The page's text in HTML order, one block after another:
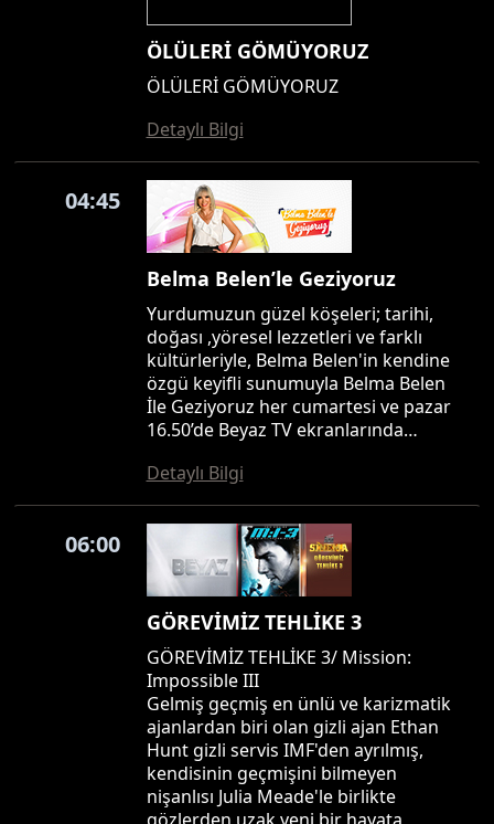
ÖLÜLERİ GÖMÜYORUZ
ÖLÜLERİ GÖMÜYORUZ
Detaylı Bilgi
04:45
Belma Belen’le Geziyoruz
Yurdumuzun güzel köşeleri; tarihi,
doğası ,yöresel lezzetleri ve farklı
kültürleriyle, Belma Belen'in kendine
özgü keyifli sunumuyla Belma Belen
İle Geziyoruz her cumartesi ve pazar
16.50’de Beyaz TV ekranlarında…
Detaylı Bilgi
06:00
GÖREVİMİZ TEHLİKE 3
GÖREVİMİZ TEHLİKE 3/ Mission:
Impossible III
Gelmiş geçmiş en ünlü ve karizmatik
ajanlardan biri olan gizli ajan Ethan
Hunt gizli servis IMF'den ayrılmış,
kendisinin geçmişini bilmeyen
nişanlısı Julia Meade'le birlikte